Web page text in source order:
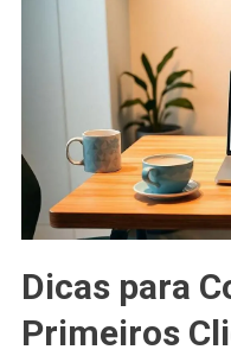
Dicas para
Primeiros